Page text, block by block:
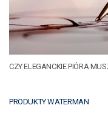
CZY ELEGANCKIE PIÓRA
PRODUKTY WATERMAN